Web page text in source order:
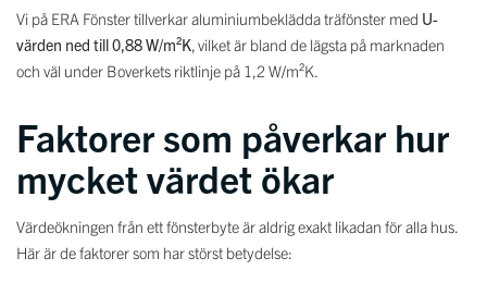
Vi på ERA Fönster tillverkar aluminiumbeklädda träfönster med U-
värden ned till 0,88 W/m²K, vilket är bland de lägsta på marknaden
och väl under Boverkets riktlinje på 1,2 W/m²K.
Faktorer som påverkar hur
mycket värdet ökar
Värdeökningen från ett fönsterbyte är aldrig exakt likadan för alla hus.
Här är de faktorer som har störst betydelse: